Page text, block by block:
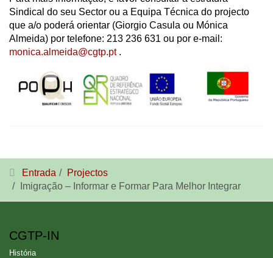
Sindical do seu Sector ou a Equipa Técnica do projecto
que a/o poderá orientar (Giorgio Casula ou Mónica
Almeida) por telefone: 213 236 631 ou por e-mail:
monica.almeida@cgtp.pt.
Entrada
Projectos
Imigração – Informar e Formar Para Melhor Integrar
CGTP-IN
História